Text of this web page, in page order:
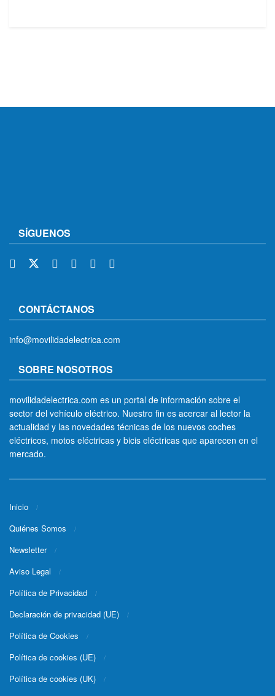
SÍGUENOS
CONTÁCTANOS
info@movilidadelectrica.com
SOBRE NOSOTROS
movilidadelectrica.com es un portal de información sobre el
sector del vehículo eléctrico. Nuestro fin es acercar al lector la
actualidad y las novedades técnicas de los nuevos coches
eléctricos, motos eléctricas y bicis eléctricas que aparecen en el
mercado.
Inicio
Quiénes Somos
Newsletter
Aviso Legal
Política de Privacidad
Declaración de privacidad (UE)
Política de Cookies
Política de cookies (UE)
Política de cookies (UK)